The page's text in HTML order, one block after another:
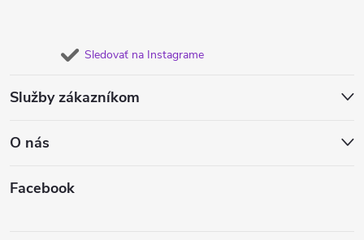
Sledovať na Instagrame
Služby zákazníkom
O nás
Facebook